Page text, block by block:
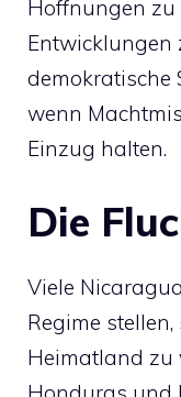
Hoffnungen zu
Entwicklungen
demokratische
wenn
Einzug halten.
Die
Viele
Regime
Heimatland zu